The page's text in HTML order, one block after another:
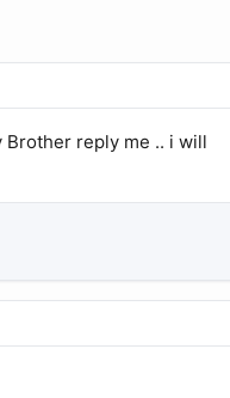
Brother reply me .. i will